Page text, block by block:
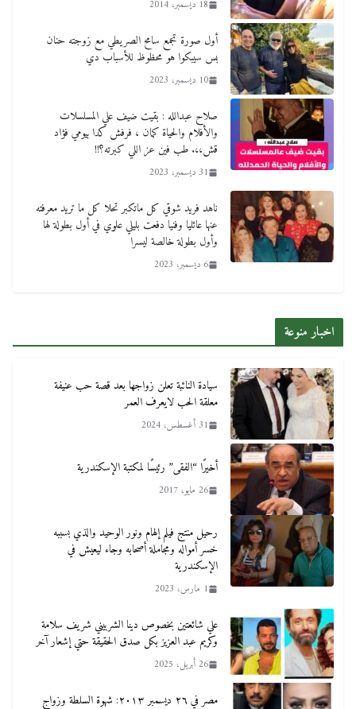
18 ديسمبر، 2014
أول صورة تجمع سامح الصريطي مع زوجته حنان
بس سيبكوا هو محظوظ للأسباب دي
10 ديسمبر، 2023
صلاح عبدالله : بقيت ضيف علي المسلسلات
والأفلام والحياة كمان ، فرفش كدا بيومي فؤاد
قش،،. طب فين عز اللي كبرته؟!!
31 ديسمبر، 2023
ناهد فريد شوقي كل ماتكبر تحلا كل ما تريد معرفته
عنها عائليا وفنيا دفعت بليلي علوي في أول بطولة لها
وأول بطولة خالصة ليسرا
6 ديسمبر، 2023
اخبار منوعة
سيادة النائبة تعلن زواجها بعد قصة حب عنيفة
معلقة الحب لايعرف العمر
31 أغسطس، 2024
أخيرًا “الفقى” رئيسًا لمكتبة الإسكندرية
26 مايو، 2017
رحيل منتج فيلم إلهام ونور الوحيد والذي بسببه
خسر أمواله ومجاملة أصحابه وجاء ليعيش في
الإسكندرية
1 مارس، 2023
علي شائعتين بخصوص دينا الشربيني شريف سلامة
وكريم عبد العزيز بكل صدق الحقيقة حتي إشعار آخر
26 أبريل، 2025
مصر في ٢٦ ديسمبر ٢٠١٣: شهوة السلطة وزواج